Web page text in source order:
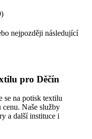
nejpozději následující
pro Děčín
se na potisk textilu
Naše služby
a další instituce i